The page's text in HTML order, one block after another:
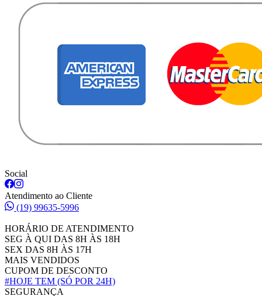
Social
Atendimento ao Cliente
(19) 99635-5996
HORÁRIO DE ATENDIMENTO
SEG À QUI DAS 8H ÀS 18H
SEX DAS 8H ÀS 17H
MAIS VENDIDOS
CUPOM DE DESCONTO
#HOJE TEM (SÓ POR 24H)
SEGURANÇA